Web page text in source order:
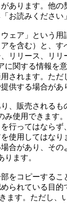
あります。他
お読みくださ
ェア」という
を含む）と、
リリース、リ
に関する情報を
されます。た
供する場合があ
、販売される
み使用できます
行ってはなら
使用してはな
合があり、そ
ます。
をコピーする
られている目
ます。ただし、